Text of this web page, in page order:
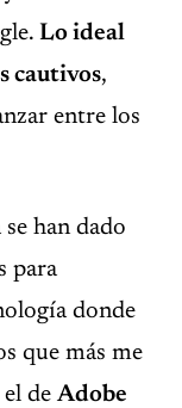
Lo ideal
cautivos,
entre los
han dado
para
donde
que más me
de Adobe